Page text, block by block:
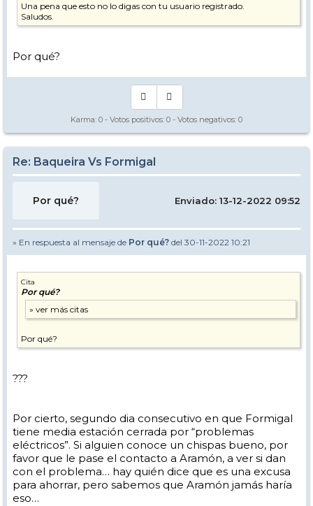
Una pena que esto no lo digas con tu usuario registrado.
Saludos.
Por qué?
Karma: 0 - Votos positivos: 0 - Votos negativos: 0
Re: Baqueira Vs Formigal
Por qué? Enviado: 13-12-2022 09:52
» En respuesta al mensaje de Por qué? del 30-11-2022 10:21
Cita
Por qué?
Por qué?
???
Por cierto, segundo dia consecutivo en que Formigal
tiene media estación cerrada por “problemas
eléctricos”. Si alguien conoce un chispas bueno, por
favor que le pase el contacto a Aramón, a ver si dan
con el problema… hay quién dice que es una excusa
para ahorrar, pero sabemos que Aramón jamás haría
eso…